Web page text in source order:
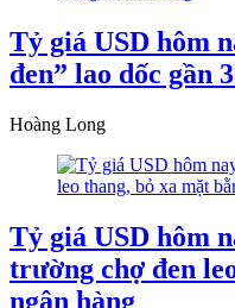
Tỷ giá USD hôm
đen” lao dốc gần
Hoàng Long
Tỷ giá USD hôm
trường chợ đen
ngân hàng